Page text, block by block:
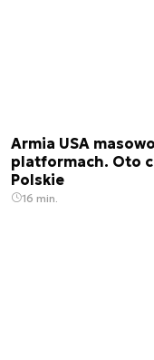
Armia USA
platformach. Oto
Polskie
16 min.